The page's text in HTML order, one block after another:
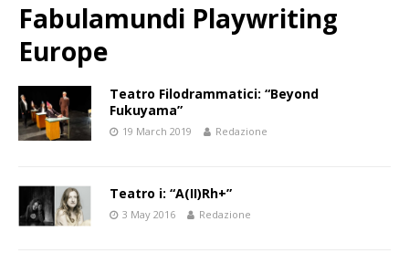
Fabulamundi Playwriting
Europe
Teatro Filodrammatici: “Beyond
Fukuyama”
19 March 2019 Redazione
Teatro i: “A(II)Rh+”
3 May 2016 Redazione